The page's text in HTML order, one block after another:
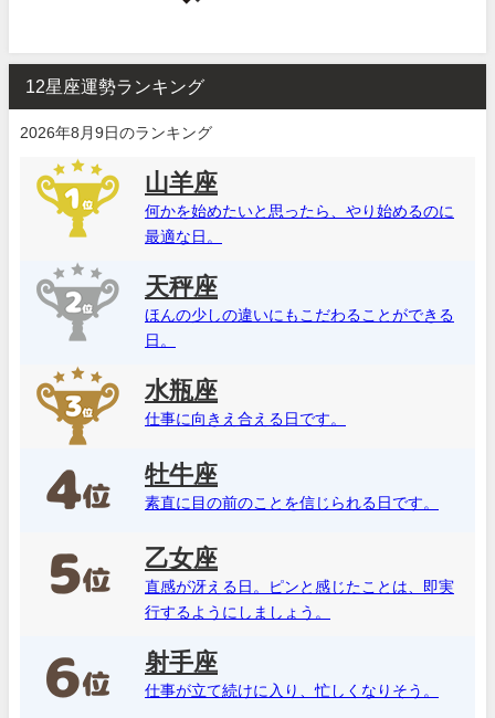
12星座運勢ランキング
2026年8月9日のランキング
山羊座
何かを始めたいと思ったら、やり始めるのに
最適な日。
天秤座
ほんの少しの違いにもこだわることができる
日。
水瓶座
仕事に向きえ合える日です。
牡牛座
素直に目の前のことを信じられる日です。
乙女座
直感が冴える日。ピンと感じたことは、即実
行するようにしましょう。
射手座
仕事が立て続けに入り、忙しくなりそう。